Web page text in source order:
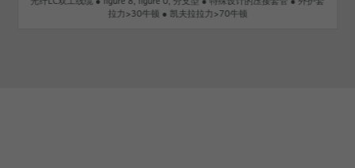
拉力>30牛顿 ● 凯夫拉拉力>70牛顿